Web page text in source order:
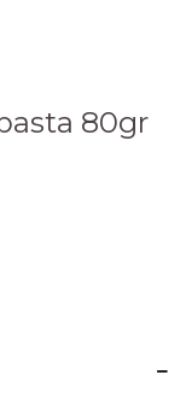
80gr